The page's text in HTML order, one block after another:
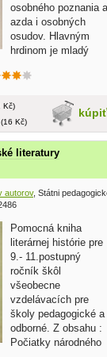
osobného poznania a
azda i osobných
osudov. Hlavným
hrdinom je mladý
kúpiť
Kč)
(16 Kč)
literatury
autorov, Státni
Pomocná kniha
literárnej histórie pre
9.- 11.postupný
ročník škôl
všeobecne
vzdelávacích pre
školy pedagogické a
odborné. Z obsahu :
Počiatky národného